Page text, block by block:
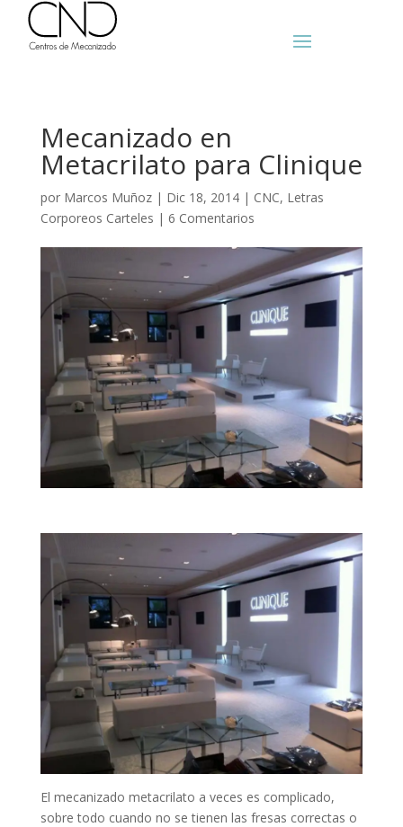
Mecanizado en
Metacrilato para Clinique
por Marcos Muñoz| Dic 18, 2014| CNC, Letras
Corporeos Carteles | 6 Comentarios
El mecanizado metacrilato a veces es complicado,
sobre todo cuando no se tienen las fresas correctas o